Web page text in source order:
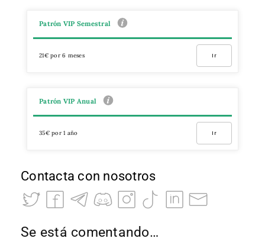
Patrón VIP Semestral
21€ por 6 meses Ir
Patrón VIP Anual
35€ por 1 año Ir
Contacta con nosotros
Se está comentando…